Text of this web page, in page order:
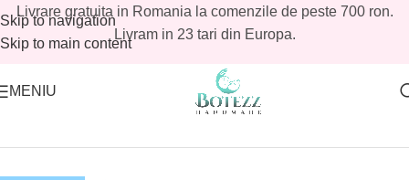
Skip to navigation
Skip to main content
Livrare gratuita in Romania la comenzile de peste 700 ron.
Livram in 23 tari din Europa.
MENIU